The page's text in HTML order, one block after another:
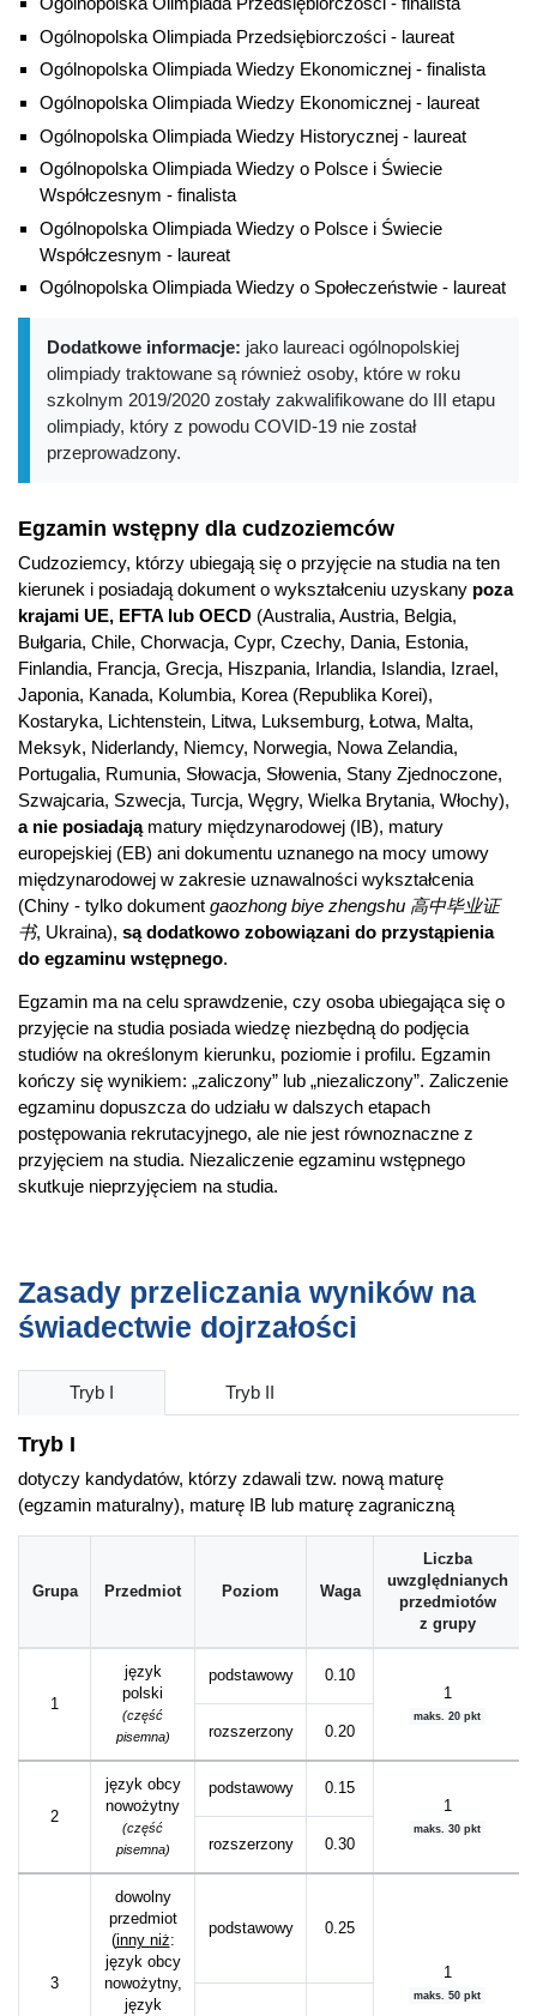
Ogólnopolska Olimpiada Przedsiębiorczości - laureat
Ogólnopolska Olimpiada Wiedzy Ekonomicznej - finalista
Ogólnopolska Olimpiada Wiedzy Ekonomicznej - laureat
Ogólnopolska Olimpiada Wiedzy Historycznej - laureat
Ogólnopolska Olimpiada Wiedzy o Polsce i Świecie
Współczesnym - finalista
Ogólnopolska Olimpiada Wiedzy o Polsce i Świecie
Współczesnym - laureat
Ogólnopolska Olimpiada Wiedzy o Społeczeństwie - laureat
Dodatkowe informacje: jako laureaci ogólnopolskiej
olimpiady traktowane są również osoby, które w roku
szkolnym 2019/2020 zostały zakwalifikowane do III etapu
olimpiady, który z powodu COVID-19 nie został
przeprowadzony.
Egzamin wstępny dla cudzoziemców
Cudzoziemcy, którzy ubiegają się o przyjęcie na studia na ten
kierunek i posiadają dokument o wykształceniu uzyskany poza
krajami UE, EFTA lub OECD (Australia, Austria, Belgia,
Bułgaria, Chile, Chorwacja, Cypr, Czechy, Dania, Estonia,
Finlandia, Francja, Grecja, Hiszpania, Irlandia, Islandia, Izrael,
Japonia, Kanada, Kolumbia, Korea (Republika Korei),
Kostaryka, Lichtenstein, Litwa, Luksemburg, Łotwa, Malta,
Meksyk, Niderlandy, Niemcy, Norwegia, Nowa Zelandia,
Portugalia, Rumunia, Słowacja, Słowenia, Stany Zjednoczone,
Szwajcaria, Szwecja, Turcja, Węgry, Wielka Brytania, Włochy),
a nie posiadająmatury międzynarodowej (IB), matury
europejskiej (EB) ani dokumentu uznanego na mocy umowy
międzynarodowej w zakresie uznawalności wykształcenia
(Chiny - tylko dokument gaozhong biye zhengshu 高中毕业证
书, Ukraina), są dodatkowo zobowiązani do przystąpienia
do egzaminu wstępnego.
Egzamin ma na celu sprawdzenie, czy osoba ubiegająca się o
przyjęcie na studia posiada wiedzę niezbędną do podjęcia
studiów na określonym kierunku, poziomie i profilu. Egzamin
kończy się wynikiem: „zaliczony” lub „niezaliczony”. Zaliczenie
egzaminu dopuszcza do udziału w dalszych etapach
postępowania rekrutacyjnego, ale nie jest równoznaczne z
przyjęciem na studia. Niezaliczenie egzaminu wstępnego
skutkuje nieprzyjęciem na studia.
Zasady przeliczania wyników na
świadectwie dojrzałości
Tryb I Tryb II
Tryb I
dotyczy kandydatów, którzy zdawali tzw. nową maturę
(egzamin maturalny), maturę IB lub maturę zagraniczną
Grupa Przedmiot Poziom Waga
Liczba
uwzględnianych
przedmiotów
z grupy
1
język
polski
(część
pisemna)
podstawowy
0.10
1
maks. 20 pkt
rozszerzony 0.20
2
język obcy
nowożytny
(część
pisemna)
podstawowy
0.15
1
maks. 30 pkt
rozszerzony 0.30
3
dowolny
przedmiot
(inny niż:
język obcy
nowożytny,
język
podstawowy 0.25
1
maks. 50 pkt